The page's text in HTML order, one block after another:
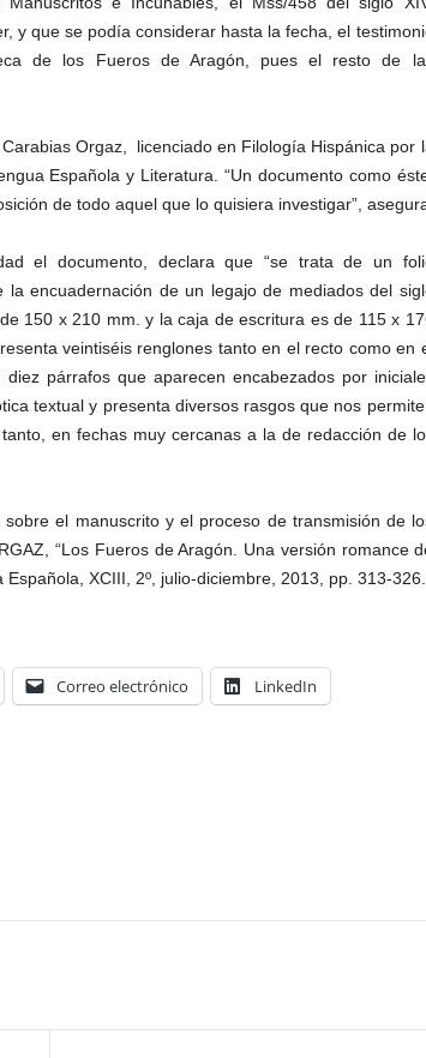
y que se podía considerar hasta la fecha, el
de los Fueros de Aragón, pues el resto de
Orgaz, licenciado en Filología Hispánica por
Española y Literatura. “Un documento como
de todo aquel que lo quisiera investigar”,
el documento, declara que “se trata de un
encuadernación de un legajo de mediados del
150 x 210 mm. y la caja de escritura es de 115 x
veintiséis renglones tanto en el recto como en
párrafos que aparecen encabezados por
textual y presenta diversos rasgos que nos
en fechas muy cercanas a la de redacción de
el manuscrito y el proceso de transmisión de
“Los Fueros de Aragón. Una versión romance
XCIII, 2º, julio-diciembre, 2013, pp. 313-326.
Correo electrónico LinkedIn